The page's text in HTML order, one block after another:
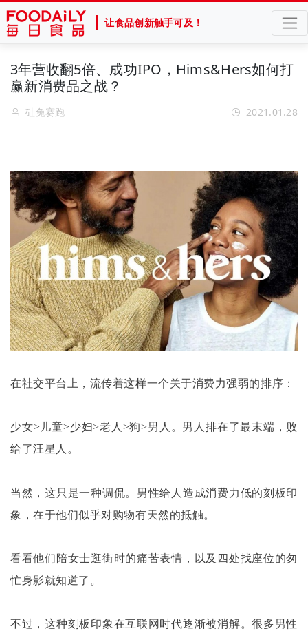
让食品创新触手可及！
3年营收翻5倍、成功IPO，Hims&Hers如何打
赢新消费品之战？
硅兔赛跑 2021.01.28
在社交平台上，流传着这样一个关于消费力强弱的排序：
少女>儿童>少妇>老人>狗>男人。男人排在了最末端，败
给了汪星人。
当然，这只是一种调侃。男性给人造成消费力低的刻板印
象，在于他们似乎对购物有天然的抵触。
看看他们陪女士逛街时的痛苦表情，以及四处找座位的匆
忙身影就知道了。
不过，这种刻板印象在互联网时代逐渐被消解。很多男性